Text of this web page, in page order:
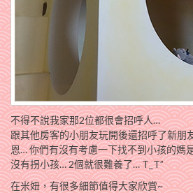
不得不說我家那2位都很會招呼人…
跟其他房客的小朋友玩開後還招呼了新朋
恩… 你們有沒有考慮一下找不到小孩的媽
沒有拐小孩… 2個就很難養了… T_T”
在米妞，有很多細節值得大家欣賞~